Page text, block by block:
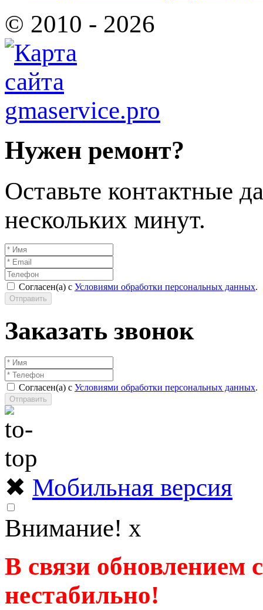
© 2010 - 2026
Нужен ремонт?
Оставьте контактные
нескольких минут.
Согласен(а) с Условиями обработки персональных данных.
Отправить
Заказать звонок
Согласен(а) с Условиями обработки персональных данных.
Отправить
✖ Мобильная версия
Внимание! x
В связи обновлением
нестабильно!